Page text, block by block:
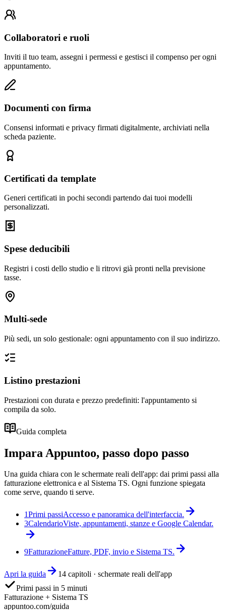
Collaboratori e ruoli
Inviti il tuo team, assegni i permessi e gestisci il compenso per ogni
appuntamento.
Documenti con firma
Consensi informati e privacy firmati digitalmente, archiviati nella
scheda paziente.
Certificati da template
Generi certificati in pochi secondi partendo dai tuoi modelli
personalizzati.
Spese deducibili
Registri i costi dello studio e li ritrovi già pronti nella previsione
tasse.
Multi-sede
Più sedi, un solo gestionale: ogni appuntamento con il suo indirizzo.
Listino prestazioni
Prestazioni con durata e prezzo predefiniti: l'appuntamento si
compila da solo.
Guida completa
Impara Appuntoo, passo dopo passo
Una guida chiara con le schermate reali dell'app: dai primi passi alla
fatturazione elettronica e al Sistema TS. Ogni funzione spiegata
come serve, quando ti serve.
1Primi passiAccesso e panoramica dell'interfaccia.
3CalendarioViste, appuntamenti, stanze e Google Calendar.
9FatturazioneFatture, PDF, invio e Sistema TS.
Apri la guida
14 capitoli · schermate reali dell'app
Primi passi in 5 minuti
Fatturazione + Sistema TS
appuntoo.com/guida